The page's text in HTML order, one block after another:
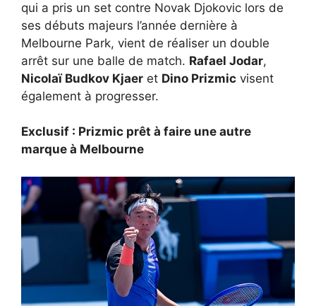
qui a pris un set contre Novak Djokovic lors de
ses débuts majeurs l’année dernière à
Melbourne Park, vient de réaliser un double
arrêt sur une balle de match. Rafael Jodar,
Nicolaï Budkov Kjaer et Dino Prizmic visent
également à progresser.
Exclusif : Prizmic prêt à faire une autre
marque à Melbourne